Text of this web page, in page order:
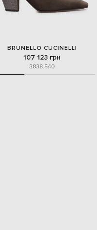
BRUNELLO CUCINELLI
107 123 грн
3838.540